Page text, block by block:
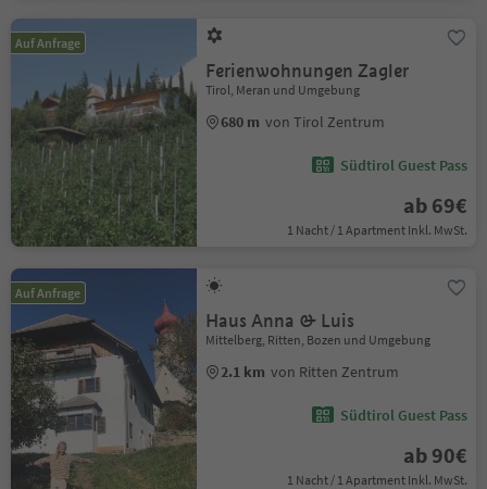
Auf Anfrage
Ferienwohnungen Zagler
Tirol, Meran und Umgebung
680 m von Tirol Zentrum
Südtirol Guest Pass
ab 69€
1 Nacht / 1 Apartment Inkl. MwSt.
Auf Anfrage
Haus Anna & Luis
Mittelberg, Ritten, Bozen und Umgebung
2.1 km von Ritten Zentrum
Südtirol Guest Pass
ab 90€
1 Nacht / 1 Apartment Inkl. MwSt.